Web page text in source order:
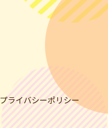
プライバシーポリシー